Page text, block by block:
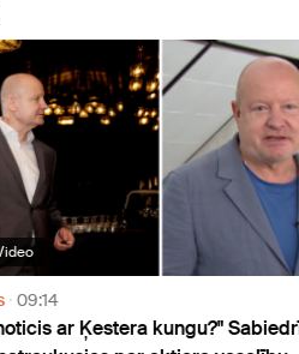
kungu?" Sabiedrība jau